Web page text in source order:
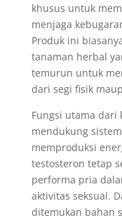
khusus untuk
menjaga
Produk ini
tanaman herbal
temurun untuk
dari segi fisik
Fungsi utama
mendukung
memproduksi
testosteron tetap
performa pria
aktivitas seksual.
ditemukan bahan